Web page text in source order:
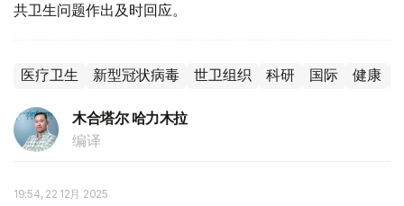
共卫生问题作出及时回应。
医疗卫生 新型冠状病毒 世卫组织 科研 国际 健康
木合塔尔 哈力木拉
编译
19:54, 22 12月 2025